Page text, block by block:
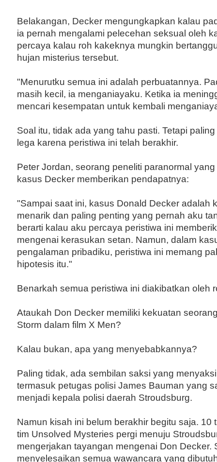
Belakangan, Decker mengungkapkan kalau
ia pernah mengalami pelecehan seksual oleh
percaya kalau roh kakeknya mungkin
hujan misterius tersebut.
"Menurutku semua ini adalah perbuatannya.
masih kecil, ia menganiayaku. Ketika ia
mencari kesempatan untuk kembali
Soal itu, tidak ada yang tahu pasti. Tetapi
lega karena peristiwa ini telah berakhir.
Peter Jordan, seorang peneliti paranormal
kasus Decker memberikan pendapatnya:
"Sampai saat ini, kasus Donald Decker adalah
menarik dan paling penting yang pernah aku
berarti kalau aku percaya peristiwa ini
mengenai kerasukan setan. Namun, dalam
pengalaman pribadiku, peristiwa ini memang
hipotesis itu."
Benarkah semua peristiwa ini diakibatkan oleh
Ataukah Don Decker memiliki kekuatan
Storm dalam film X Men?
Kalau bukan, apa yang menyebabkannya?
Paling tidak, ada sembilan saksi yang
termasuk petugas polisi James Bauman yang
menjadi kepala polisi daerah Stroudsburg.
Namun kisah ini belum berakhir begitu saja. 10
tim Unsolved Mysteries pergi menuju
mengerjakan tayangan mengenai Don Decker.
menyelesaikan semua wawancara yang